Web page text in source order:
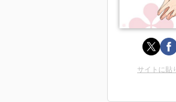
サイトに貼